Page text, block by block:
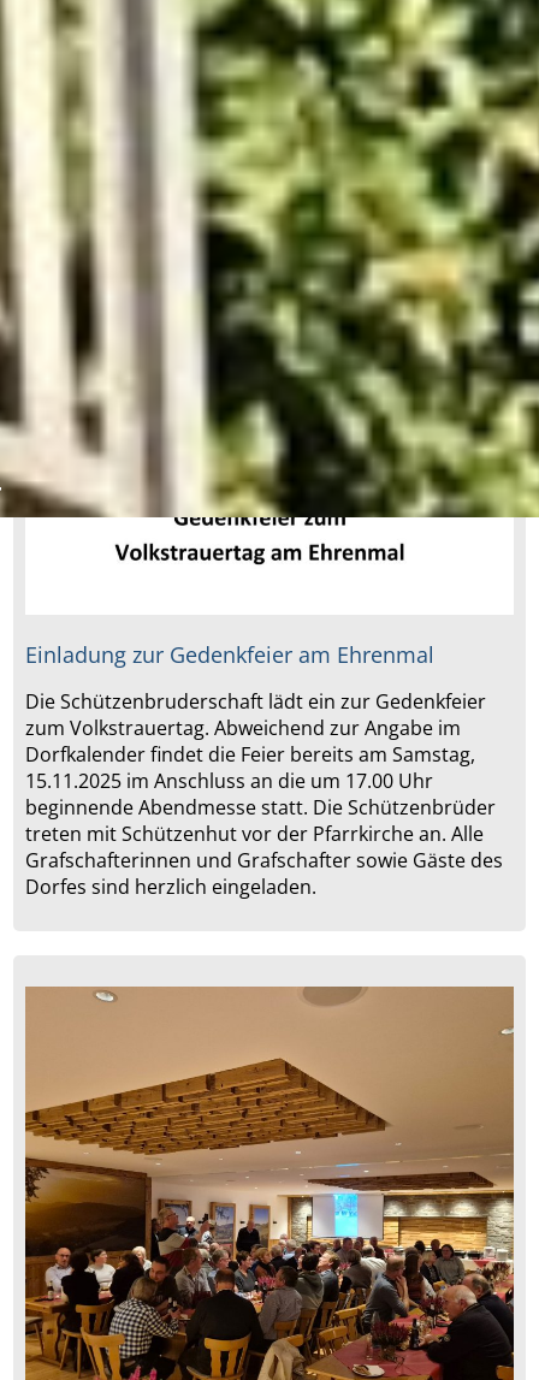
16.11.2025 Die Schützenbruderschaft hatte am
Vorabend des Volkstrauertags zur Gedenkfeier am
Ehrenmal eingeladen. Nach der Abendmesse, bei der
die Fahnenabordnungen der örtlichen Vereine
bereits am Altar standen, stellte sich der Zug vor der
Kirche auf. Dem Tambourkorps Grafschaft folgten die
Fahnen, der Schützenvorstand und etwa 25
Schützenbrüder, die mit Schützenhut angetreten
waren. Gegen 18.00 Uhr…Gemeinsames Innehalten
der Vereine zum Volkstrauertagweiterlesen
Einladung zur Gedenkfeier am Ehrenmal
Die Schützenbruderschaft lädt ein zur Gedenkfeier
zum Volkstrauertag. Abweichend zur Angabe im
Dorfkalender findet die Feier bereits am Samstag,
15.11.2025 im Anschluss an die um 17.00 Uhr
beginnende Abendmesse statt. Die Schützenbrüder
treten mit Schützenhut vor der Pfarrkirche an. Alle
Grafschafterinnen und Grafschafter sowie Gäste des
Dorfes sind herzlich eingeladen.